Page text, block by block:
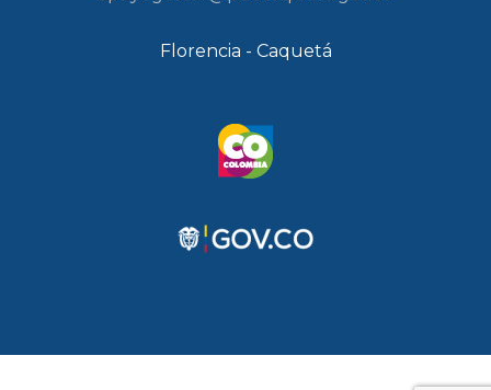
Florencia - Caquetá